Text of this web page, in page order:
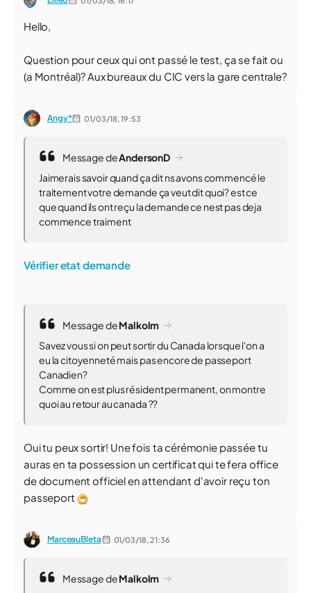
Hello,
Question pour ceux qui ont passé le test, ça se fait ou
(a Montréal)? Aux bureaux du CIC vers la gare centrale?
Angy* 01/03/18,19:53
Message deAndersonD
Jaimerais savoir quand ça dit ns avons commencé le
traitement votre demande ça veut dit quoi? est ce
que quand ils ont reçu la demande ce nest pas deja
commence traiment
Vérifier etat demande
Message deMalkolm
Savez vous si on peut sortir du Canada lorsque l'on a
eu la citoyenneté mais pas encore de passeport
Canadien?
Comme on est plus résident permanent, on montre
quoi au retour au canada ??
Oui tu peux sortir! Une fois ta cérémonie passée tu
auras en ta possession un certificat qui te fera office
de document officiel en attendant d'avoir reçu ton
passeport
MarceauBleta 01/03/18,21:36
Message deMalkolm